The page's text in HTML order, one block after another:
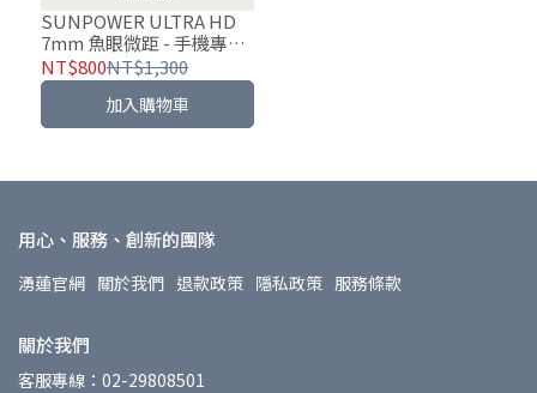
SUNPOWER ULTRA HD
7mm 魚眼微距 - 手機專業
鏡頭-0.4x魚眼
NT$800NT$1,300
加入購物車
用心、服務、創新的團隊
湧蓮官網 關於我們 退款政策 隱私政策 服務條款
關於我們
客服專線：02-29808501